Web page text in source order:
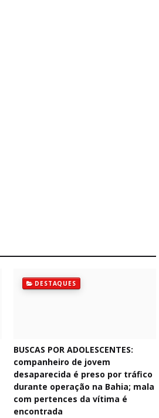
DESTAQUES
BUSCAS POR ADOLESCENTES:
companheiro de jovem
desaparecida é preso por tráfico
durante operação na Bahia; mala
com pertences da vítima é
encontrada